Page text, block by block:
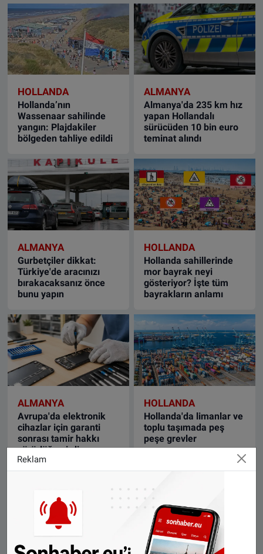
HOLLANDA
Hollanda’nın
Wassenaar sahilinde
yangın: Plajdakiler
bölgeden tahliye edildi
ALMANYA
Almanya'da 235 km hız
yapan Hollandalı
sürücüden 10 bin euro
teminat alındı
ALMANYA
Gurbetçiler dikkat:
Türkiye'de aracınızı
bırakacaksanız önce
bunu yapın
HOLLANDA
Hollanda sahillerinde
mor bayrak neyi
gösteriyor? İşte tüm
bayrakların anlamı
ALMANYA
Avrupa'da elektronik
cihazlar için garanti
sonrası tamir hakkı
yürürlüğe girdi
HOLLANDA
Hollanda'da limanlar ve
toplu taşımada peş
peşe grevler
VIDEO GALERİ
ALGEMENE VOORWAARDEN
Çerez Politikası
Reklam